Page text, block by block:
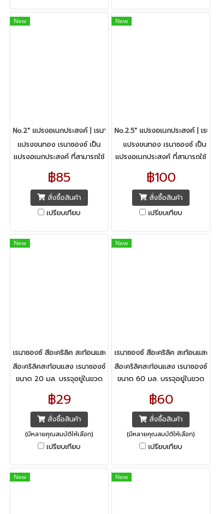
New
No.2" แปรงอเนกประสงค์ | เรนาซองซ์
แปรงขนทอง เรนาซองซ์ เป็น
แปรงอเนกประสงค์ ที่สามารถใช้
งานได้อย่างหลากหลายรูปแบบ
ทั้งศิลปะ เทคนิคสีน้ำ, สีอะคริลิค,
สีเทมพาร่า,
฿85
สั่งซื้อสินค้า
เปรียบเทียบ
New
No.2.5" แปรงอเนกประสงค์ | เรนา
แปรงขนทอง เรนาซองซ์ เป็น
แปรงอเนกประสงค์ ที่สามารถใช้
งานได้อย่างหลากหลายรูปแบบ
ทั้งศิลปะ เทคนิคสีน้ำ, สีอะคริลิค,
สีเทมพาร่า,
฿100
สั่งซื้อสินค้า
เปรียบเทียบ
New
เรนาซองซ์ สีอะคริลิค สะท้อนแสง 20 มล.
สีอะคริลิคสะท้อนแสง เรนาซองซ์
ขนาด 20 มล. บรรจุอยู่ในขวด
แข็งแรงทนทาน สามารถเก็บ
รักษาสีให้คงคุณภาพได้ในระยะ
เวลานาน และยังป้องกันการแห้ง
อีกด้วย
฿29
สั่งซื้อสินค้า
(มีหลายคุณสมบัติให้เลือก)
เปรียบเทียบ
New
เรนาซองซ์ สีอะคริลิค สะท้อนแสง
สีอะคริลิคสะท้อนแสง เรนาซองซ์
ขนาด 60 มล. บรรจุอยู่ในขวด
แข็งแรงทนทาน สามารถเก็บ
รักษาสีให้คงคุณภาพได้ในระยะ
เวลานาน และยังป้องกันการแห้ง
อีกด้วย
฿60
สั่งซื้อสินค้า
(มีหลายคุณสมบัติให้เลือก)
เปรียบเทียบ
New New